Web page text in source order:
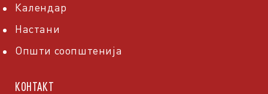
Календар
Настани
Општи соопштенија
КОНТАКТ